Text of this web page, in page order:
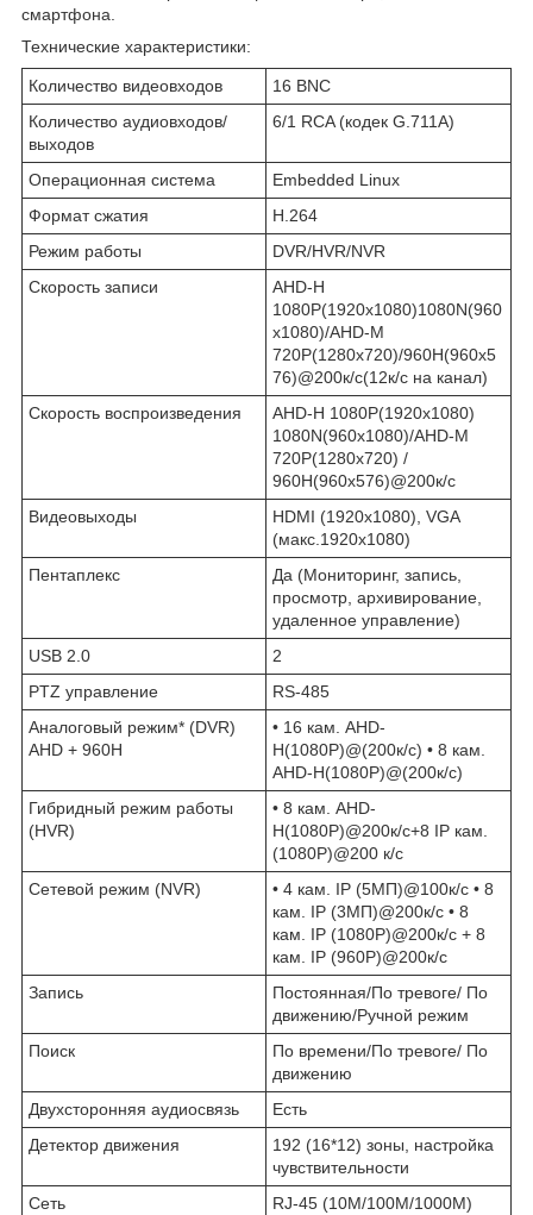
смартфона.
Технические характеристики:
Количество видеовходов
16 BNC
Количество аудиовходов/
выходов
6/1 RCA (кодек G.711A)
Операционная система
Embedded Linux
Формат сжатия
H.264
Режим работы
DVR/HVR/NVR
Скорость записи
AHD-H
1080P(1920x1080)1080N(960
x1080)/AHD-M
720P(1280x720)/960Н(960x5
76)@200к/c(12к/с на канал)
Скорость воспроизведения
AHD-H 1080P(1920x1080)
1080N(960x1080)/AHD-M
720P(1280x720) /
960Н(960x576)@200к/c
Видеовыходы
HDMI (1920х1080), VGA
(макс.1920х1080)
Пентаплекс
Да (Мониторинг, запись,
просмотр, архивирование,
удаленное управление)
USB 2.0
2
PTZ управление
RS-485
Аналоговый режим* (DVR)
AHD + 960H
• 16 кам. AHD-
H(1080P)@(200к/с) • 8 кам.
AHD-H(1080P)@(200к/с)
Гибридный режим работы
(HVR)
• 8 кам. AHD-
H(1080P)@200к/с+8 IP кам.
(1080P)@200 к/с
Сетевой режим (NVR)
• 4 кам. IP (5МП)@100к/с • 8
кам. IP (3МП)@200к/с • 8
кам. IP (1080P)@200к/с + 8
кам. IP (960P)@200к/с
Запись
Постоянная/По тревоге/ По
движению/Ручной режим
Поиск
По времени/По тревоге/ По
движению
Двухсторонняя аудиосвязь
Есть
Детектор движения
192 (16*12) зоны, настройка
чувствительности
Сеть
RJ-45 (10M/100М/1000M)